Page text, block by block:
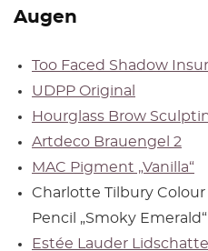
Augen
Too Faced Shadow
UDPP Original
Hourglass Brow
Artdeco Brauengel 2
MAC Pigment „Vanilla“
Charlotte Tilbury
Pencil „Smoky Emerald“
Estée Lauder